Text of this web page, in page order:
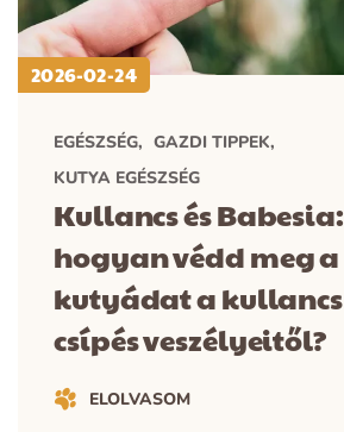
2026-02-24
EGÉSZSÉG
GAZDI TIPPEK
KUTYA EGÉSZSÉG
Kullancs és Babesia:
hogyan védd meg a
kutyádat a kullancs
csípés veszélyeitől?
ELOLVASOM